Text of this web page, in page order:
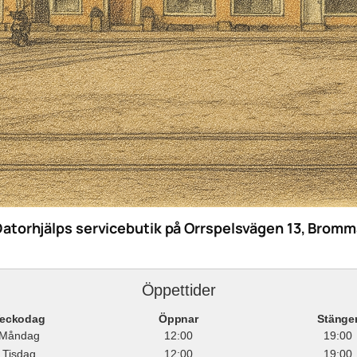
servicebutik på Orrspelsvägen 13,
Öppettider
Öppnar
12:00
19:00
Tisdag
12:00 19:00